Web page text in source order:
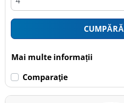
CUMPĂRĂ
Mai multe informații
Comparaţie